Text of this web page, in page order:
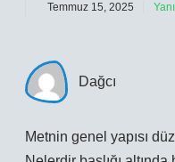
Temmuz 15, 2025
Dağcı
Metnin genel yapısı